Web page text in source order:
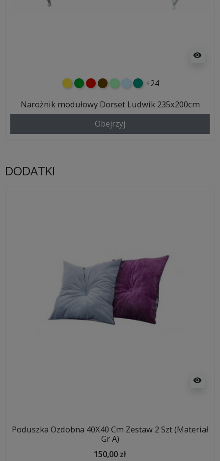
visibility
żółtyzielonyczerwony
czekoladowy
miętowybłękitny
turkusowy
+24
Narożnik modułowy Dorset Ludwik 235x200cm
Obejrzyj
DODATKI
visibility
Poduszka Ozdobna 40X40 Cm Zestaw 2 Szt (Materiał
Gr A)
150,00 zł